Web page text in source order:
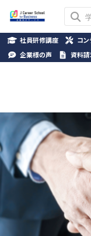
社員研修講座 コ
企業様の声
資料